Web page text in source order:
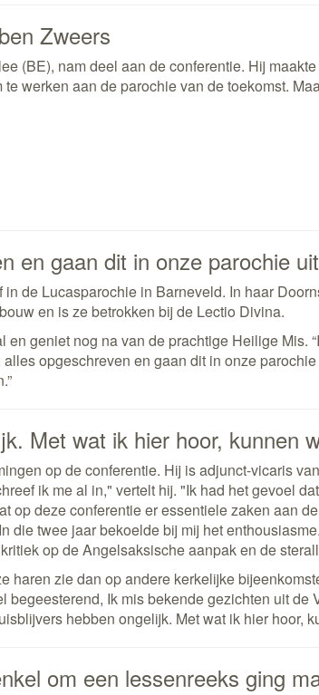
Zweers
(BE), nam deel aan de conferentie. Hij maakte
werken aan de parochie van de toekomst.
en gaan dit in onze parochie
de Lucasparochie in Barneveld. In haar
en is ze betrokken bij de Lectio Divina.
geniet nog na van de prachtige Heilige Mis.
opgeschreven en gaan dit in onze
Met wat ik hier hoor, kunnen
op de conferentie. Hij is adjunct-vicaris
ik me al in," vertelt hij. "Ik had het gevoel
op deze conferentie er essentiele zaken aan
die twee jaar bekoelde bij mij het
op de Angelsaksische aanpak en de
haren zie dan op andere kerkelijke
Ik mis bekende gezichten uit
hebben ongelijk. Met wat ik hier hoor,
om een lessenreeks ging